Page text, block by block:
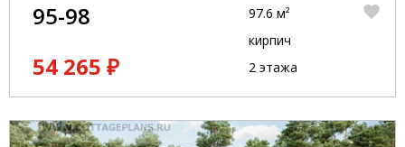
95-98
54 265 ₽
97.6 м²
кирпич
2 этажа